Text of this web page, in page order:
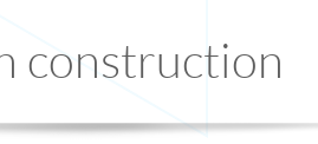
construction